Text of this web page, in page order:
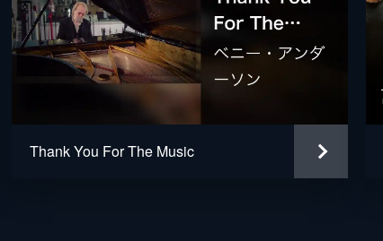
Thank You For The Music